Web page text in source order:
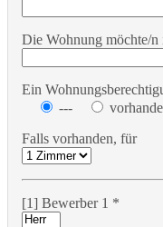
Die Wohnung möchte/
Ein
---
Falls vorhanden, für
[1] Bewerber 1 *